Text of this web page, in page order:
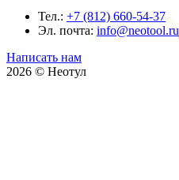
Тел.: +7 (812) 660-54-37
Эл. почта: info@neotool.ru
Написать нам
2026 © Неотул